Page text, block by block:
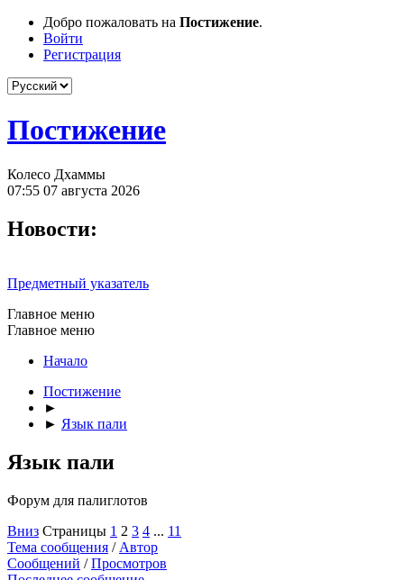
Добро пожаловать на Постижение.
Войти
Регистрация
Постижение
Колесо Дхаммы
07:55 07 августа 2026
Новости:
Предметный указатель
Главное меню
Главное меню
Начало
Постижение
►
► Язык пали
Язык пали
Форум для палиглотов
Вниз Страницы 1 2 3 4 ... 11
Тема сообщения / Автор
Сообщений /Просмотров